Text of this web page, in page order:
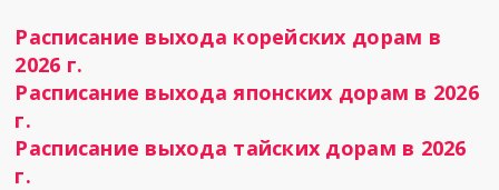
Расписание выхода корейских дорам в
2026 г.
Расписание выхода японских дорам в 2026
г.
Расписание выхода тайских дорам в 2026
г.